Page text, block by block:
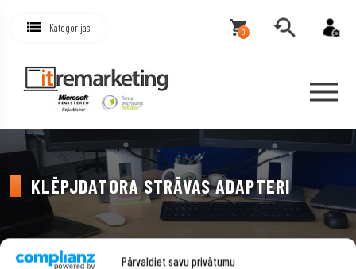
Pārvaldiet savu privātumu
Kategorijas 0
KLĒPJDATORA STRĀVAS ADAPTERI